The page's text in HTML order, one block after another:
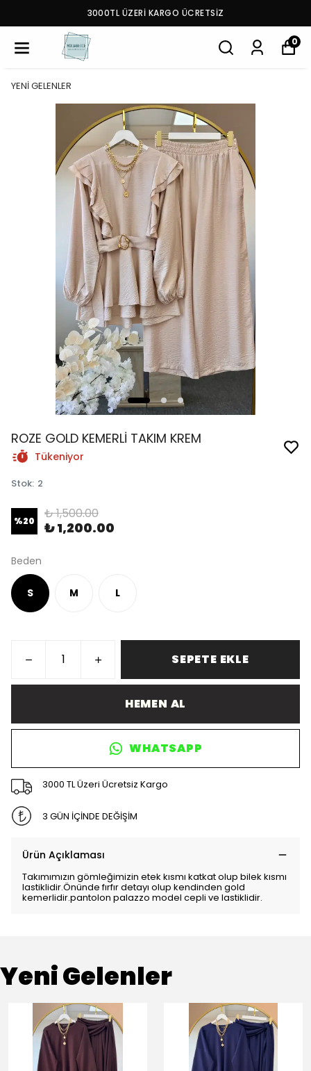
3000TL ÜZERİ KARGO ÜCRETSİZ
0
YENİ GELENLER
ROZE GOLD KEMERLİ TAKIM KREM
Tükeniyor
Stok: 2
%20 ₺ 1,500.00
₺ 1,200.00
Beden
S M L
SEPETE EKLE
HEMEN AL
WHATSAPP
3000 TL Üzeri Ücretsiz Kargo
3 GÜN İÇİNDE DEĞİŞİM
Ürün Açıklaması
Takımımızın gömleğimizin etek kısmı katkat olup bilek kısmı
lastiklidir.Önünde fırfır detayı olup kendinden gold
kemerlidir.pantolon palazzo model cepli ve lastiklidir.
Yeni Gelenler